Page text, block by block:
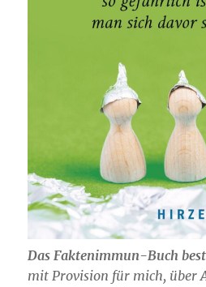
Das Faktenimmun-Buch
mit Provision für mich, über